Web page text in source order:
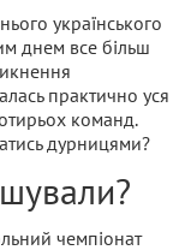
українського
днем все більш
практично уся
команд.
дурницями?
чемпіонат